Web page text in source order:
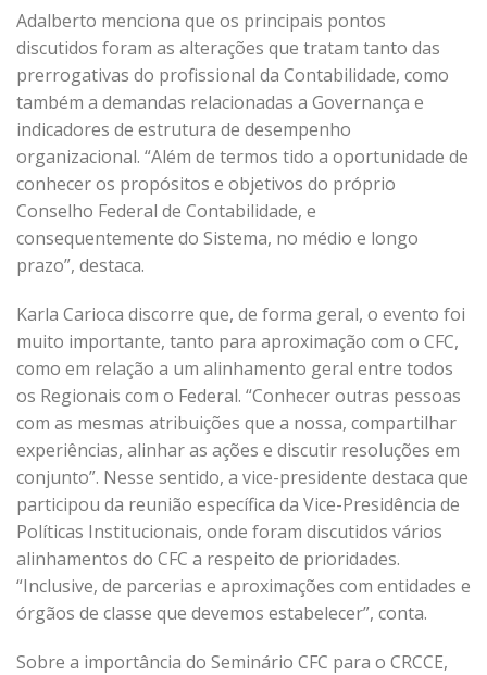
Adalberto menciona que os principais pontos
discutidos foram as alterações que tratam tanto das
prerrogativas do profissional da Contabilidade, como
também a demandas relacionadas a Governança e
indicadores de estrutura de desempenho
organizacional. “Além de termos tido a oportunidade de
conhecer os propósitos e objetivos do próprio
Conselho Federal de Contabilidade, e
consequentemente do Sistema, no médio e longo
prazo”, destaca.
Karla Carioca discorre que, de forma geral, o evento foi
muito importante, tanto para aproximação com o CFC,
como em relação a um alinhamento geral entre todos
os Regionais com o Federal. “Conhecer outras pessoas
com as mesmas atribuições que a nossa, compartilhar
experiências, alinhar as ações e discutir resoluções em
conjunto”. Nesse sentido, a vice-presidente destaca que
participou da reunião específica da Vice-Presidência de
Políticas Institucionais, onde foram discutidos vários
alinhamentos do CFC a respeito de prioridades.
“Inclusive, de parcerias e aproximações com entidades e
órgãos de classe que devemos estabelecer”, conta.
Sobre a importância do Seminário CFC para o CRCCE,